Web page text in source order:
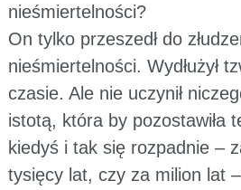
nieśmiertelności?
On tylko przeszedł do
nieśmiertelności. Wydłużył
czasie. Ale nie uczynił
istotą, która by pozostawiła
kiedyś i tak się rozpadnie –
tysięcy lat, czy za milion lat